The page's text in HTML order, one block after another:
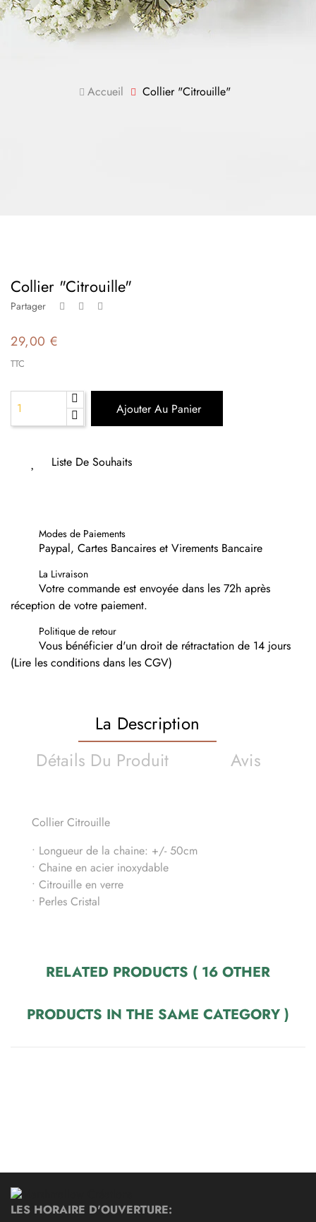
Accueil Collier "Citrouille"
Collier "Citrouille"
Partager
29,00 €
TTC
Ajouter Au Panier
Liste De Souhaits
Modes de Paiements
Paypal, Cartes Bancaires et Virements Bancaire
La Livraison
Votre commande est envoyée dans les 72h après
réception de votre paiement.
Politique de retour
Vous bénéficier d'un droit de rétractation de 14 jours
(Lire les conditions dans les CGV)
La Description
Détails Du Produit
Avis
Collier Citrouille
• Longueur de la chaine: +/- 50cm
• Chaine en acier inoxydable
• Citrouille en verre
• Perles Cristal
RELATED PRODUCTS ( 16 OTHER
PRODUCTS IN THE SAME CATEGORY )
LES HORAIRE D'OUVERTURE: